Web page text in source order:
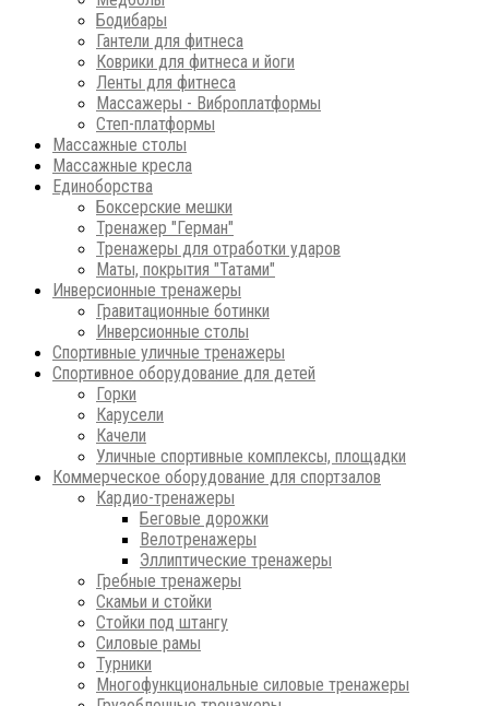
Бодибары
Гантели для фитнеса
Коврики для фитнеса и йоги
Ленты для фитнеса
Массажеры - Виброплатформы
Степ-платформы
Массажные столы
Массажные кресла
Единоборства
Боксерские мешки
Тренажер "Герман"
Тренажеры для отработки ударов
Маты, покрытия "Татами"
Инверсионные тренажеры
Гравитационные ботинки
Инверсионные столы
Спортивные уличные тренажеры
Спортивное оборудование для детей
Горки
Карусели
Качели
Уличные спортивные комплексы, площадки
Коммерческое оборудование для спортзалов
Кардио-тренажеры
Беговые дорожки
Велотренажеры
Эллиптические тренажеры
Гребные тренажеры
Скамьи и стойки
Стойки под штангу
Силовые рамы
Турники
Многофункциональные силовые тренажеры